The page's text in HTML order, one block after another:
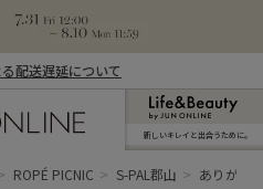
配送遅延について
新しいキレイと出合うために。
ROPÉ PICNIC S-PAL郡山 ありが